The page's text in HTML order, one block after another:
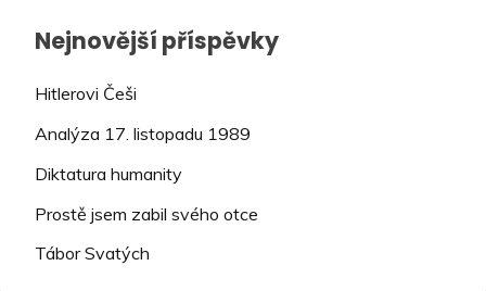
Nejnovější příspěvky
Hitlerovi Češi
Analýza 17. listopadu 1989
Diktatura humanity
Prostě jsem zabil svého otce
Tábor Svatých